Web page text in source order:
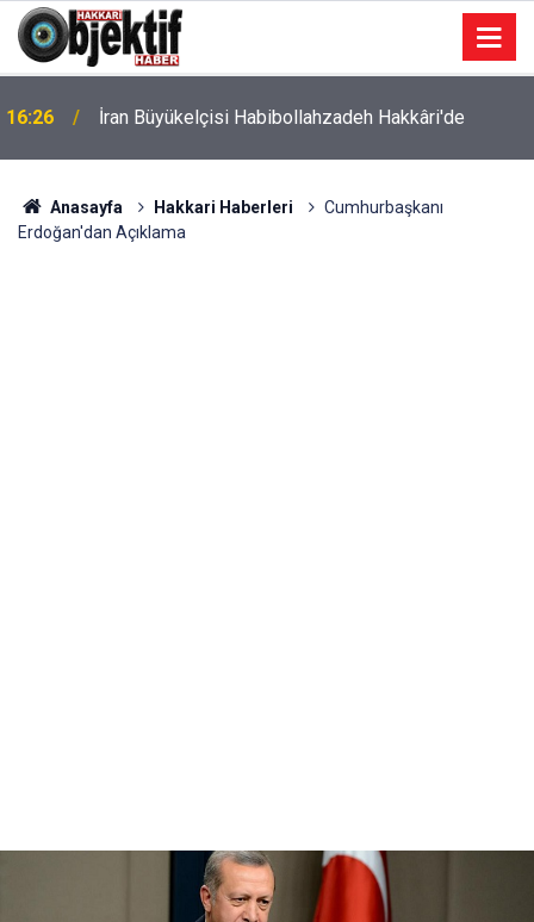
16:26 İran Büyükelçisi Habibollahzadeh Hakkâri'de
Anasayfa Hakkari Haberleri
Cumhurbaşkanı
Erdoğan'dan Açıklama